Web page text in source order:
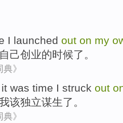
I launched out on my
自己创业的时候了。
》
it was time I struck out
该独立谋生了 。
》